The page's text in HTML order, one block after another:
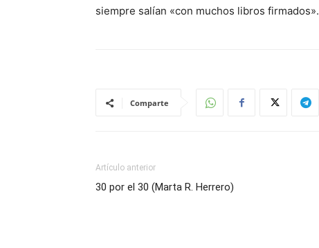
siempre salían «con muchos libros firmados».
Comparte
Artículo anterior
30 por el 30 (Marta R. Herrero)